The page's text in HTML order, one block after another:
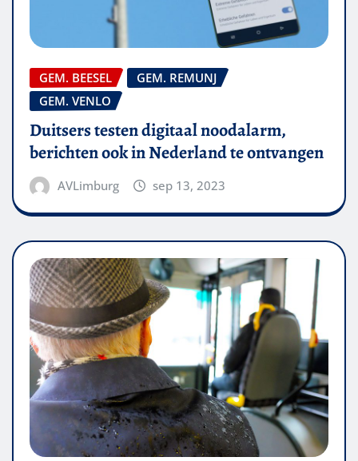
GEM. BEESEL
GEM. REMUNJ
GEM. VENLO
Duitsers testen digitaal noodalarm,
berichten ook in Nederland te ontvangen
AVLimburg sep 13, 2023